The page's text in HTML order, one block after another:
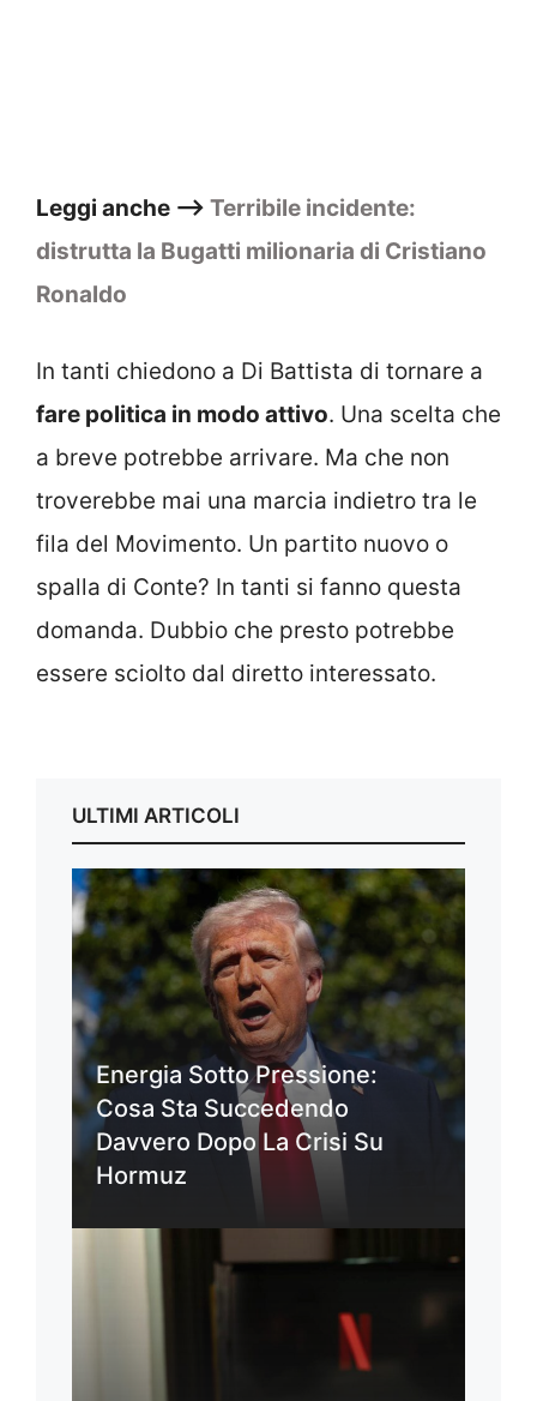
Leggi anche –> Terribile incidente:
distrutta la Bugatti milionaria di Cristiano
Ronaldo
In tanti chiedono a Di Battista di tornare a
fare politica in modo attivo. Una scelta che
a breve potrebbe arrivare. Ma che non
troverebbe mai una marcia indietro tra le
fila del Movimento. Un partito nuovo o
spalla di Conte? In tanti si fanno questa
domanda. Dubbio che presto potrebbe
essere sciolto dal diretto interessato.
ULTIMI ARTICOLI
Energia Sotto Pressione:
Cosa Sta Succedendo
Davvero Dopo La Crisi Su
Hormuz